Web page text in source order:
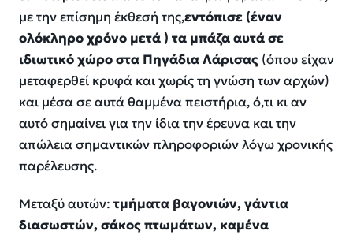
με την επίσημη έκθεσή της,εντόπισε (έναν
ολόκληρο χρόνο μετά ) τα μπάζα αυτά σε
ιδιωτικό χώρο στα Πηγάδια Λάρισας (όπου είχαν
μεταφερθεί κρυφά και χωρίς τη γνώση των αρχών)
και μέσα σε αυτά θαμμένα πειστήρια, ό,τι κι αν
αυτό σημαίνει για την ίδια την έρευνα και την
απώλεια σημαντικών πληροφοριών λόγω χρονικής
παρέλευσης.
Μεταξύ αυτών: τμήματα βαγονιών, γάντια
διασωστών, σάκος πτωμάτων, καμένα